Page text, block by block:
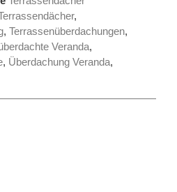
,
, Terrassenüberdachungen,
Veranda,
, Überdachung Veranda,